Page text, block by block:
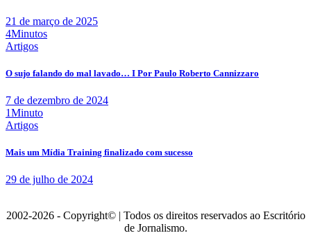
21 de março de 2025
4Minutos
Artigos
O sujo falando do mal lavado… I Por Paulo Roberto Cannizzaro
7 de dezembro de 2024
1Minuto
Artigos
Mais um Mídia Training finalizado com sucesso
29 de julho de 2024
2002-2026 - Copyright© | Todos os direitos reservados ao Escritório
de Jornalismo.